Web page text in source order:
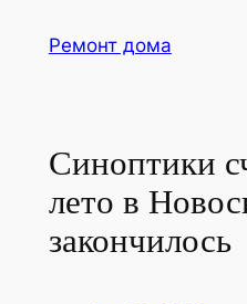
Ремонт дома
Синоптики
лето в
закончилось